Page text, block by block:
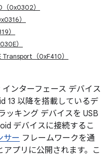
0x0302）
）
）
）
（0xF410）
ンターフェース デバイス
13 以降を搭載しているデ
ッキング デバイスを USB
デバイスに接続するこ
サー フレームワークを通
プリに公開されます。こ